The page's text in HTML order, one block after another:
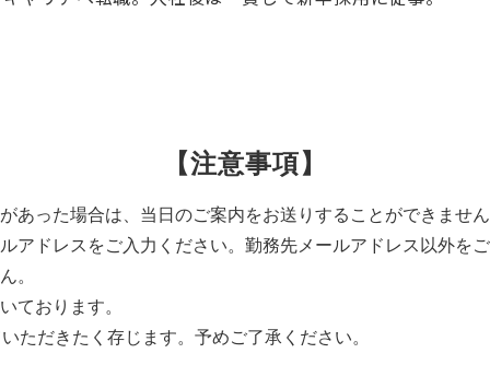
【注意事項】
あった場合は、当日のご案内をお送りすることができません
アドレスをご入力ください。勤務先メールアドレス以外を
。
ております。
ただきたく存じます。予めご了承ください。